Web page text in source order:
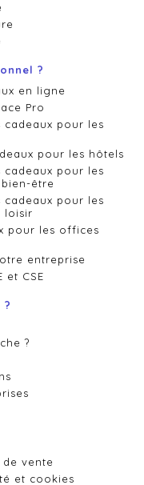
?
en ligne
Pro
pour les
pour les hôtels
pour les
être
pour les
loisir
pour les offices
entreprise
et CSE
?
?
vente
et cookies